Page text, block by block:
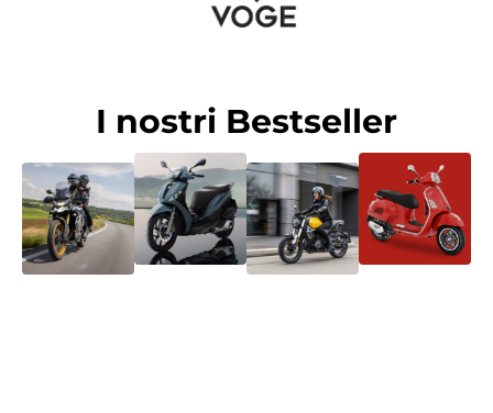
I nostri Bestseller